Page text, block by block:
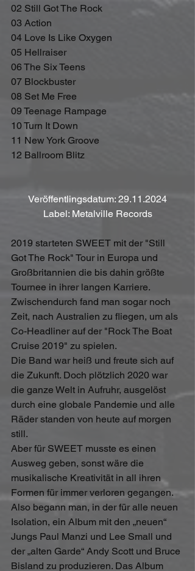
02 Still Got The Rock
03 Action
04 Love Is Like Oxygen
05 Hellraiser
06 The Six Teens
07 Blockbuster
08 Set Me Free
09 Teenage Rampage
10 Turn It Down
11 New York Groove
12 Ballroom Blitz
Veröffentlingsdatum: 29.11.2024
Label: Metalville Records
2019 starteten SWEET mit der "Still
Got The Rock" Tour in Europa und
Großbritannien die bis dahin größte
Tournee in ihrer langen Karriere.
Zwischendurch fand man sogar noch
Zeit, nach Australien zu fliegen, um als
Co-Headliner auf der "Rock The Boat
Cruise 2019" zu spielen.
Die Band war heiß und freute sich auf
die Zukunft. Doch plötzlich 2020 war
die ganze Welt in Aufruhr, ausgelöst
durch eine globale Pandemie und alle
Räder standen von heute auf morgen
still.
Aber für SWEET musste es einen
Ausweg geben, sonst wäre die
musikalische Kreativität in all ihren
Formen für immer verloren gegangen.
Also begann man, in der für alle neuen
Isolation, ein Album mit den „neuen“
Jungs Paul Manzi und Lee Small und
der „alten Garde“ Andy Scott und Bruce
Bisland zu produzieren. Das Album